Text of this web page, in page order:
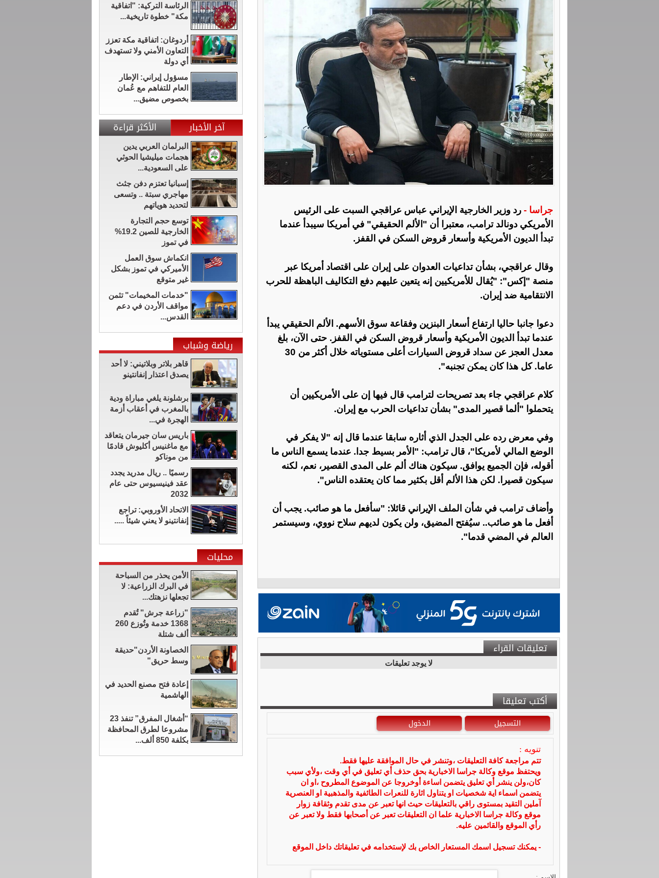
جراسا - رد وزير الخارجية الإيراني عباس عراقجي السبت على الرئيس
الأمريكي دونالد ترامب، معتبرا أن "الألم الحقيقي" في أمريكا سيبدأ عندما
تبدأ الديون الأمريكية وأسعار قروض السكن في القفز.
وقال عراقجي، بشأن تداعيات العدوان على إيران على اقتصاد أمريكا عبر
منصة "إكس": "يُقال للأمريكيين إنه يتعين عليهم دفع التكاليف الباهظة للحرب
الانتقامية ضد إيران.
دعوا جانبا حاليا ارتفاع أسعار البنزين وفقاعة سوق الأسهم. الألم الحقيقي يبدأ
عندما تبدأ الديون الأمريكية وأسعار قروض السكن في القفز. حتى الآن، بلغ
معدل العجز عن سداد قروض السيارات أعلى مستوياته خلال أكثر من 30
عاما. كل هذا كان يمكن تجنبه".
كلام عراقجي جاء بعد تصريحات لترامب قال فيها إن على الأمريكيين أن
يتحملوا "ألما قصير المدى" بشأن تداعيات الحرب مع إيران.
وفي معرض رده على الجدل الذي أثاره سابقا عندما قال إنه "لا يفكر في
الوضع المالي لأمريكا"، قال ترامب: "الأمر بسيط جدا. عندما يسمع الناس ما
أقوله، فإن الجميع يوافق. سيكون هناك ألم على المدى القصير، نعم، لكنه
سيكون قصيرا. لكن هذا الألم أقل بكثير مما كان يعتقده الناس".
وأضاف ترامب في شأن الملف الإيراني قائلا: "سأفعل ما هو صائب. يجب أن
أفعل ما هو صائب.. سيُفتح المضيق، ولن يكون لديهم سلاح نووي، وسيستمر
العالم في المضي قدما".
تعليقات القراء
لا يوجد تعليقات
أكتب تعليقا
التسجيل الدخول
تنويه :
تتم مراجعة كافة التعليقات ،وتنشر في حال الموافقة عليها فقط.
ويحتفظ موقع وكالة جراسا الاخبارية بحق حذف أي تعليق في أي وقت ،ولأي سبب
كان،ولن ينشر أي تعليق يتضمن اساءة أوخروجا عن الموضوع المطروح ،او ان
يتضمن اسماء اية شخصيات او يتناول اثارة للنعرات الطائفية والمذهبية او العنصرية
آملين التقيد بمستوى راقي بالتعليقات حيث انها تعبر عن مدى تقدم وثقافة زوار
موقع وكالة جراسا الاخبارية علما ان التعليقات تعبر عن أصحابها فقط ولا تعبر عن
رأي الموقع والقائمين عليه.
- يمكنك تسجيل اسمك المستعار الخاص بك لإستخدامه في تعليقاتك داخل الموقع
الرئاسة التركية: "اتفاقية
مكة" خطوة تاريخية...
أردوغان: اتفاقية مكة تعزز
التعاون الأمني ولا تستهدف
أي دولة
مسؤول إيراني: الإطار
العام للتفاهم مع عُمان
بخصوص مضيق...
آخر الأخبار الأكثر قراءة
البرلمان العربي يدين
هجمات ميليشيا الحوثي
على السعودية...
إسبانيا تعتزم دفن جثث
مهاجري سبتة .. وتسعى
لتحديد هوياتهم
توسع حجم التجارة
الخارجية للصين 19.2%
في تموز
انكماش سوق العمل
الأميركي في تموز بشكل
غير متوقع
"خدمات المخيمات" تثمن
مواقف الأردن في دعم
القدس...
رياضة وشباب
قاهر بلاتر وبلاتيني: لا أحد
يصدق اعتذار إنفانتينو
برشلونة يلغي مباراة ودية
بالمغرب في أعقاب أزمة
الهجرة في...
باريس سان جيرمان يتعاقد
مع ماغنيس أكليوش قادمًا
من موناكو
رسميًا .. ريال مدريد يجدد
عقد فينيسيوس حتى عام
2032
الاتحاد الأوروبي: تراجع
إنفانتينو لا يعني شيئاً .....
محليات
الأمن يحذر من السباحة
في البرك الزراعية: لا
تجعلها نزهتك...
"زراعة جرش" تُقدم
1368 خدمة وتُوزع 260
ألف شتلة
الخصاونة الأردن"حديقة
وسط حريق"
إعادة فتح مصنع الحديد في
الهاشمية
“أشغال المفرق” تنفذ 23
مشروعا لطرق المحافظة
بكلفة 850 ألف...